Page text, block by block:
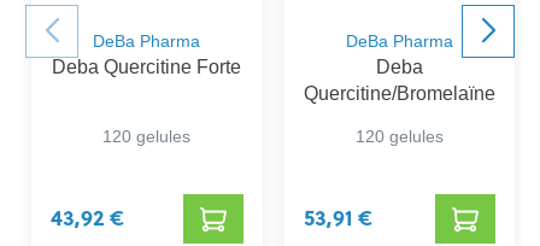
DeBa Pharma
Deba Quercitine Forte
120 gelules
43,92 €
DeBa Pharma
Deba
Quercitine/Bromelaïne
120 gelules
53,91 €